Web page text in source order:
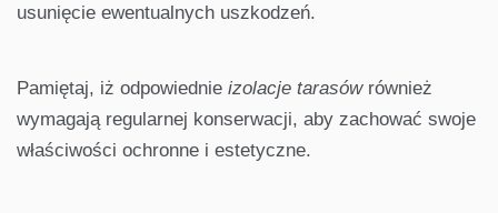
usunięcie ewentualnych uszkodzeń.
Pamiętaj, iż odpowiednie izolacje tarasówrównież
wymagają regularnej konserwacji, aby zachować swoje
właściwości ochronne i estetyczne.